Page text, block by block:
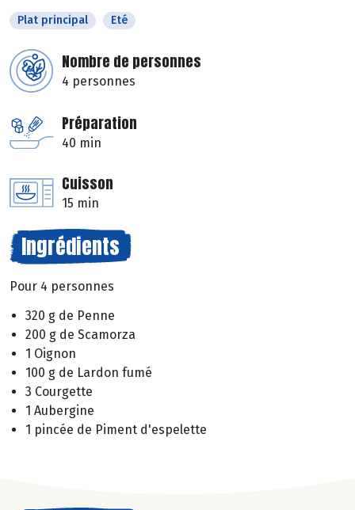
Plat principal Eté
Nombre de personnes
4 personnes
Préparation
40 min
Cuisson
15 min
Ingrédients
Pour 4 personnes
320 g de Penne
200 g de Scamorza
1 Oignon
100 g de Lardon fumé
3 Courgette
1 Aubergine
1 pincée de Piment d'espelette